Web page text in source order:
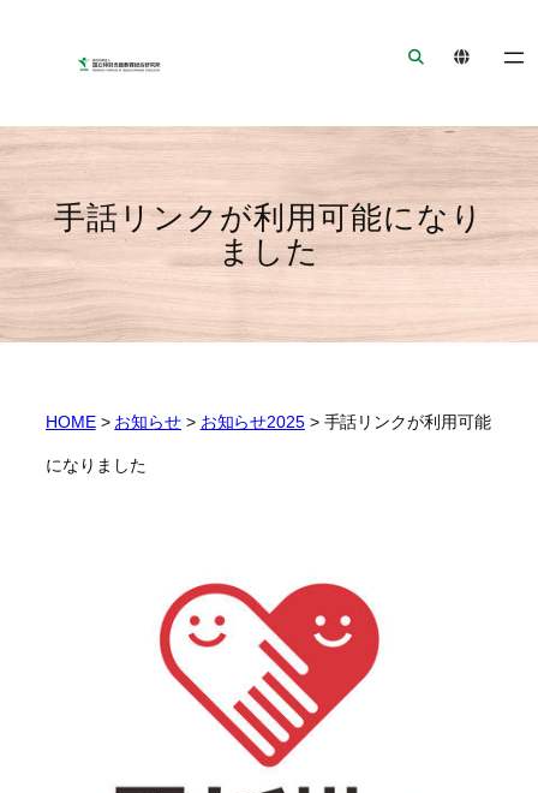
シ
ジ
ャ
ン
へ
ジ
へ
プ
手話リンクが利用可能になり
ました
HOME> お知らせ> お知らせ2025> 手話リンクが利用可能
になりました